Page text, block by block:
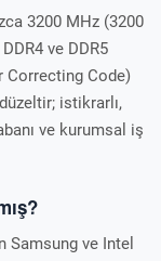
3200 MHz (3200
ve DDR5
Correcting Code)
istikrarlı,
ve kurumsal iş
Samsung ve Intel